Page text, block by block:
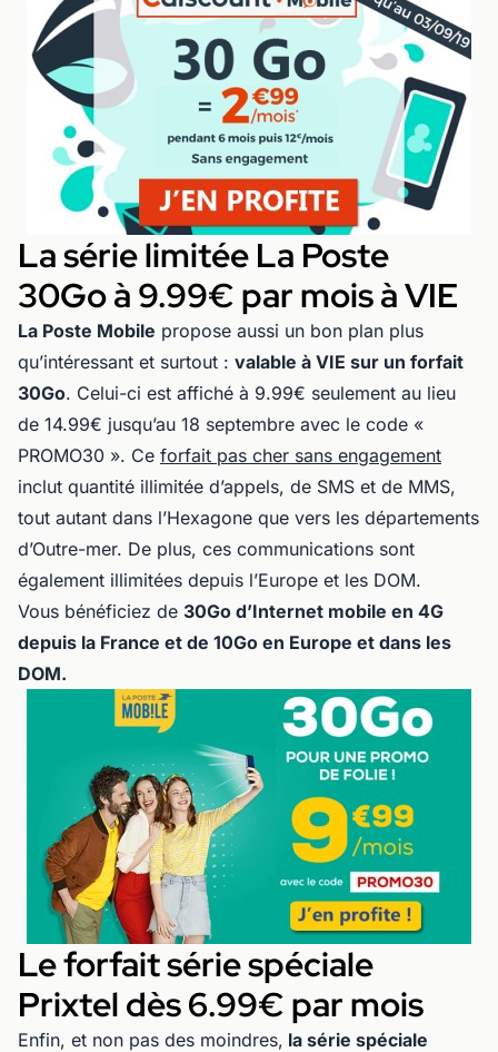
La série limitée La Poste
30Go à 9.99€ par mois à VIE
La Poste Mobile propose aussi un bon plan plus
qu’intéressant et surtout : valable à VIE sur un forfait
30Go. Celui-ci est affiché à 9.99€ seulement au lieu
de 14.99€ jusqu’au 18 septembre avec le code «
PROMO30 ». Ce forfait pas cher sans engagement
inclut quantité illimitée d’appels, de SMS et de MMS,
tout autant dans l’Hexagone que vers les départements
d’Outre-mer. De plus, ces communications sont
également illimitées depuis l’Europe et les DOM.
Vous bénéficiez de 30Go d’Internet mobile en 4G
depuis la France et de 10Go en Europe et dans les
DOM.
Le forfait série spéciale
Prixtel dès 6.99€ par mois
Enfin, et non pas des moindres, la série spéciale